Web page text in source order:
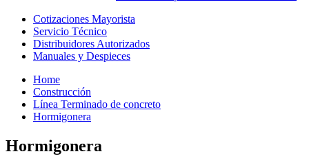
Cotizaciones Mayorista
Servicio Técnico
Distribuidores Autorizados
Manuales y Despieces
Home
Construcción
Línea Terminado de concreto
Hormigonera
Hormigonera